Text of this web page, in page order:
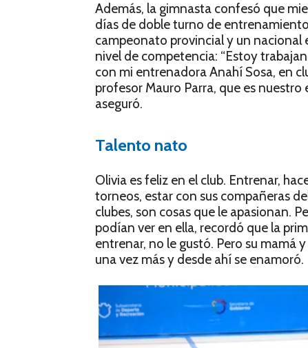
Además, la gimnasta confesó que
días de doble turno de
campeonato provincial y un nacional
nivel de competencia: “Estoy
con mi entrenadora Anahí Sosa, en
profesor Mauro Parra, que es
aseguró.
Talento nato
Olivia es feliz en el club. Entrenar,
torneos, estar con sus compañeras
clubes, son cosas que le apasionan.
podían ver en ella, recordó que la
entrenar, no le gustó. Pero su mamá
una vez más y desde ahí se enamoró.